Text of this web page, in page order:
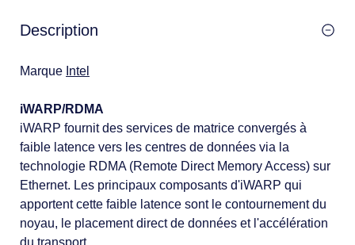
Description
Marque Intel
iWARP/RDMA
iWARP fournit des services de matrice convergés à
faible latence vers les centres de données via la
technologie RDMA (Remote Direct Memory Access) sur
Ethernet. Les principaux composants d'iWARP qui
apportent cette faible latence sont le contournement du
noyau, le placement direct de données et l'accélération
du transport.